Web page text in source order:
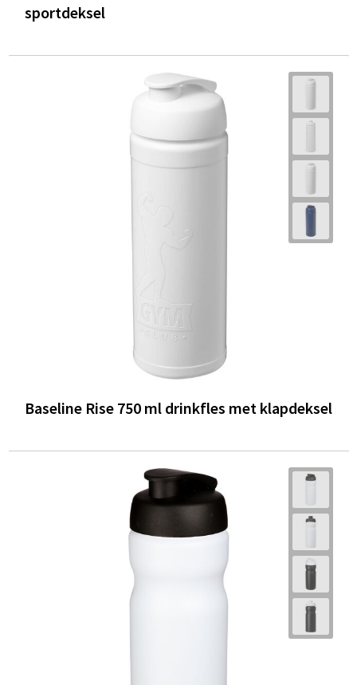
sportdeksel
Baseline Rise 750 ml drinkfles met klapdeksel